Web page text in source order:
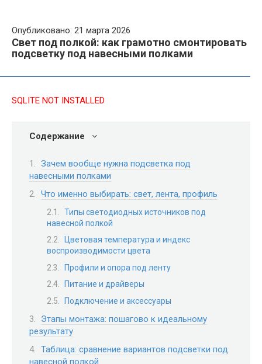
Опубликовано: 21 марта 2026
Свет под полкой: как грамотно смонтировать
подсветку под навесными полками
SQLITE NOT INSTALLED
Содержание
Зачем вообще нужна подсветка под
навесными полками
Что именно выбирать: свет, лента, профиль
Типы светодиодных источников под
навесной полкой
Цветовая температура и индекс
воспроизводимости цвета
Профили и опора под ленту
Питание и драйверы
Подключение и аксессуары
Этапы монтажа: пошагово к идеальному
результату
Таблица: сравнение вариантов подсветки под
навесной полкой